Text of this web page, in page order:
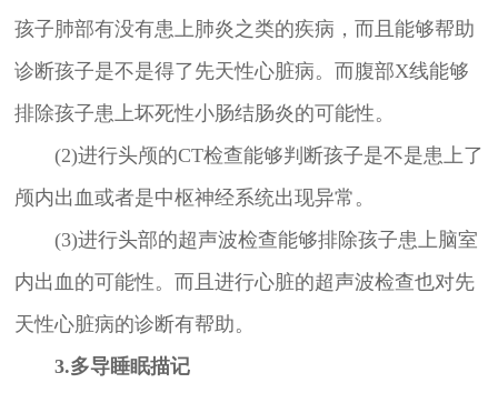
孩子肺部有没有患上肺炎之类的疾病，而且能够帮助
诊断孩子是不是得了先天性心脏病。而腹部X线能够
排除孩子患上坏死性小肠结肠炎的可能性。
(2)进行头颅的CT检查能够判断孩子是不是患上了
颅内出血或者是中枢神经系统出现异常。
(3)进行头部的超声波检查能够排除孩子患上脑室
内出血的可能性。而且进行心脏的超声波检查也对先
天性心脏病的诊断有帮助。
3.多导睡眠描记